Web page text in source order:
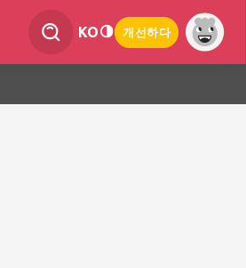
KO 개선하다